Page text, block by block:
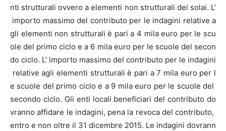
nti strutturali ovvero a elementi non strutturali dei solai. L’
importo massimo del contributo per le indagini relative a
gli elementi non strutturali è pari a 4 mila euro per le scu
ole del primo ciclo e a 6 mila euro per le scuole del secon
do ciclo. L’ importo massimo del contributo per le indagini
relative agli elementi strutturali è pari a 7 mila euro per l
e scuole del primo ciclo e a 9 mila euro per le scuole del
secondo ciclo. Gli enti locali beneficiari del contributo do
vranno affidare le indagini, pena la revoca del contributo,
entro e non oltre il 31 dicembre 2015. Le indagini dovrann